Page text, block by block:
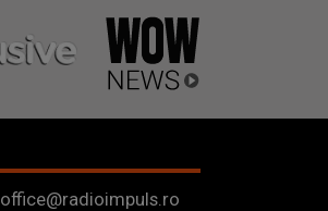
office@radioimpuls.ro